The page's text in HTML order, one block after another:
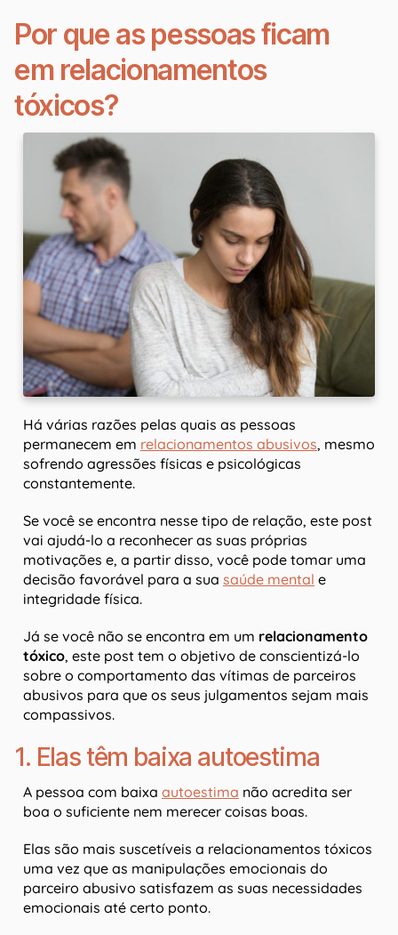
Por que as pessoas ficam
em relacionamentos
tóxicos?
Há várias razões pelas quais as pessoas
permanecem em relacionamentos abusivos, mesmo
sofrendo agressões físicas e psicológicas
constantemente.
Se você se encontra nesse tipo de relação, este post
vai ajudá-lo a reconhecer as suas próprias
motivações e, a partir disso, você pode tomar uma
decisão favorável para a sua saúde mental e
integridade física.
Já se você não se encontra em um relacionamento
tóxico, este post tem o objetivo de conscientizá-lo
sobre o comportamento das vítimas de parceiros
abusivos para que os seus julgamentos sejam mais
compassivos.
1. Elas têm baixa autoestima
A pessoa com baixa autoestima não acredita ser
boa o suficiente nem merecer coisas boas.
Elas são mais suscetíveis a relacionamentos tóxicos
uma vez que as manipulações emocionais do
parceiro abusivo satisfazem as suas necessidades
emocionais até certo ponto.